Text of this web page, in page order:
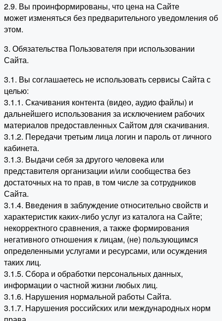
2.9. Вы проинформированы, что цена на Сайте
может изменяться без предварительного уведомления об
этом.
3. Обязательства Пользователя при использовании
Сайта.
3.1. Вы соглашаетесь не использовать сервисы Сайта с
целью:
3.1.1. Скачивания контента (видео, аудио файлы) и
дальнейшего использования за исключением рабочих
материалов предоставленных Сайтом для скачивания.
3.1.2. Передачи третьим лица логин и пароль от личного
кабинета.
3.1.3. Выдачи себя за другого человека или
представителя организации и/или сообщества без
достаточных на то прав, в том числе за сотрудников
Сайта.
3.1.4. Введения в заблуждение относительно свойств и
характеристик каких-либо услуг из каталога на Сайте;
некорректного сравнения, а также формирования
негативного отношения к лицам, (не) пользующимся
определенными услугами и ресурсами, или осуждения
таких лиц.
3.1.5. Сбора и обработки персональных данных,
информации о частной жизни любых лиц.
3.1.6. Нарушения нормальной работы Сайта.
3.1.7. Нарушения российских или международных норм